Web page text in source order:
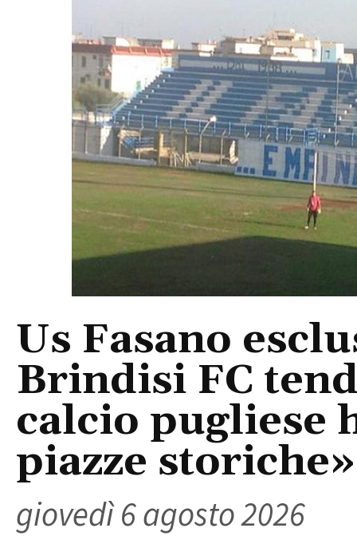
Us Fasano
Brindisi FC
calcio pugliese
piazze storiche»
giovedì 6 agosto 2026